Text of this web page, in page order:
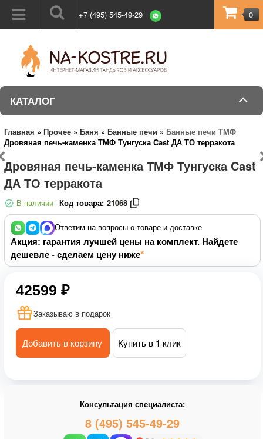
+7 (495) 545-49-29 0
КАТАЛОГ
Главная » Прочее » Баня » Банные печи » Банные печи ТМФ
Дровяная печь-каменка ТМФ Тунгуска Cast ДА ТО терракота
Дровяная печь-каменка ТМФ Тунгуска Cast
ДА ТО терракота
В наличии Код товара: 21068
Ответим на вопросы о товаре и доставке
Акция: гарантия лучшей цены на комплект. Найдете
дешевле - сделаем цену ниже
42599 ₽
Заказываю в подарок
Добавить в корзину Купить в 1 клик
Консультация специалиста:
8 (495) 545-49-29